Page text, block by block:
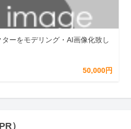
ーをモデリング・AI画像化致し
50,000円
）